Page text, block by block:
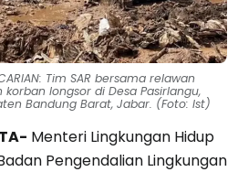
Tim SAR bersama relawan
longsor di Desa Pasirlangu,
Bandung Barat, Jabar. (Foto: Ist)
Menteri Lingkungan Hidup
Pengendalian Lingkungan